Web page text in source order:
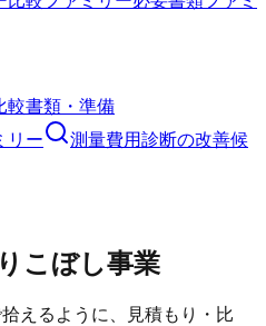
較書類・準備
リー 測量費用診断の改善候
こぼし事業
えるように、見積もり・比